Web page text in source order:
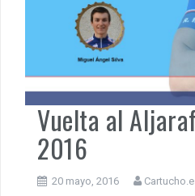
Vuelta al
2016
20 mayo, 2016